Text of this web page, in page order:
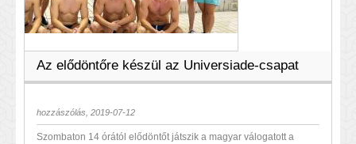
Az elődöntőre készül az Universiade-csapat
hozzászólás, 2019-07-12
Szombaton 14 órától elődöntőt játszik a magyar válogatott a